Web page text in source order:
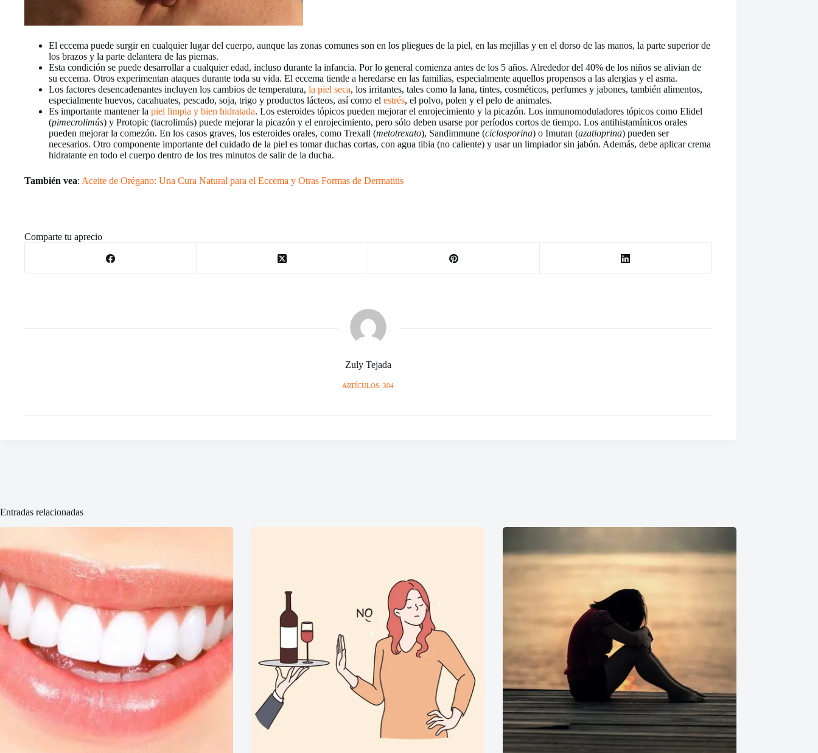
El eccema puede surgir en cualquier lugar del cuerpo, aunque las zonas comunes son en los pliegues de la piel, en las mejillas y en el dorso de las manos, la parte superior de
los brazos y la parte delantera de las piernas.
Esta condición se puede desarrollar a cualquier edad, incluso durante la infancia. Por lo general comienza antes de los 5 años. Alrededor del 40% de los niños se alivian de
su eccema. Otros experimentan ataques durante toda su vida. El eccema tiende a heredarse en las familias, especialmente aquellos propensos a las alergias y el asma.
Los factores desencadenantes incluyen los cambios de temperatura, la piel seca, los irritantes, tales como la lana, tintes, cosméticos, perfumes y jabones, también alimentos,
especialmente huevos, cacahuates, pescado, soja, trigo y productos lácteos, así como el estrés, el polvo, polen y el pelo de animales.
Es importante mantener la piel limpia y bien hidratada. Los esteroides tópicos pueden mejorar el enrojecimiento y la picazón. Los inmunomoduladores tópicos como Elidel
(pimecrolimús) y Protopic (tacrolimús) puede mejorar la picazón y el enrojecimiento, pero sólo deben usarse por períodos cortos de tiempo. Los antihistamínicos orales
pueden mejorar la comezón. En los casos graves, los esteroides orales, como Trexall (metotrexato), Sandimmune (ciclosporina) o Imuran (azatioprina) pueden ser
necesarios. Otro componente importante del cuidado de la piel es tomar duchas cortas, con agua tibia (no caliente) y usar un limpiador sin jabón. Además, debe aplicar crema
hidratante en todo el cuerpo dentro de los tres minutos de salir de la ducha.
También vea: Aceite de Orégano: Una Cura Natural para el Eccema y Otras Formas de Dermatitis
Comparte tu aprecio
Zuly Tejada
ARTÍCULOS: 304
Entradas relacionadas